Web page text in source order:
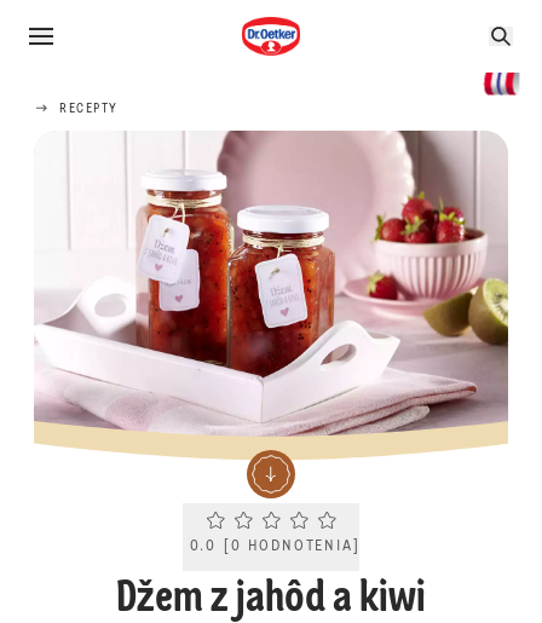
RECEPTY
Current rating 0.0. Click to rate.
0.0 0 HODNOTENIA
Džem z jahôd a kiwi